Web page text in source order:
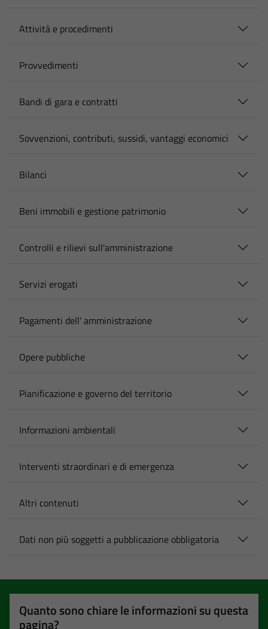
Attività e procedimenti
Provvedimenti
Bandi di gara e contratti
Sovvenzioni, contributi, sussidi, vantaggi economici
Bilanci
Beni immobili e gestione patrimonio
Controlli e rilievi sull'amministrazione
Servizi erogati
Pagamenti dell' amministrazione
Opere pubbliche
Pianificazione e governo del territorio
Informazioni ambientali
Interventi straordinari e di emergenza
Altri contenuti
Dati non più soggetti a pubblicazione obbligatoria
Quanto sono chiare le informazioni su questa
pagina?